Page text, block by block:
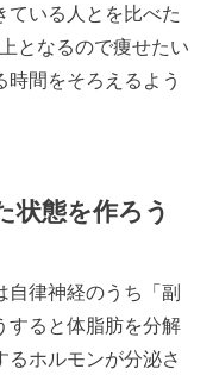
ている人とを比べた
となるので痩せたい
時間をそろえるよう
状態を作ろう
自律神経のうち「副
すると体脂肪を分解
るホルモンが分泌さ